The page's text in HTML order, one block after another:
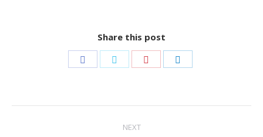
Share this post
NEXT